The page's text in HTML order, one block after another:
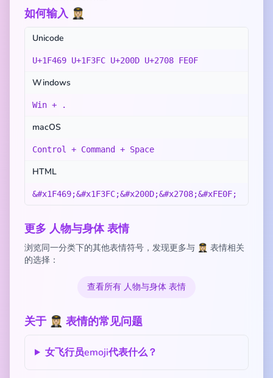
如何输入 👩🏼‍✈️
Unicode
U+1F469 U+1F3FC U+200D U+2708 FE0F
Windows
Win + .
macOS
Control + Command + Space
HTML
&#x1F469;&#x1F3FC;&#x200D;&#x2708;&#xFE0F;
更多 人物与身体 表情
浏览同一分类下的其他表情符号，发现更多与 👩🏼‍✈️ 表情相关
的选择：
查看所有 人物与身体 表情
关于 👩🏼‍✈️ 表情的常见问题
女飞行员emoji代表什么？